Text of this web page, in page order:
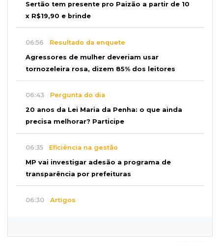
Sertão tem presente pro Paizão a partir de 10
x R$19,90 e brinde
06:56 Resultado da enquete
Agressores de mulher deveriam usar
tornozeleira rosa, dizem 85% dos leitores
06:43 Pergunta do dia
20 anos da Lei Maria da Penha: o que ainda
precisa melhorar? Participe
06:35 Eficiência na gestão
MP vai investigar adesão a programa de
transparência por prefeituras
06:30 Artigos